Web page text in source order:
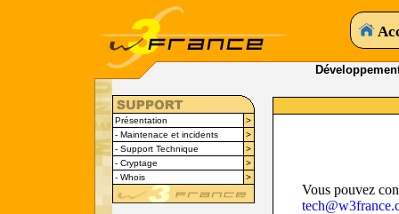
Présentation
>
- Maintenace et incidents
>
- Support Technique
>
- Cryptage
>
- Whois
>
Vous pouvez